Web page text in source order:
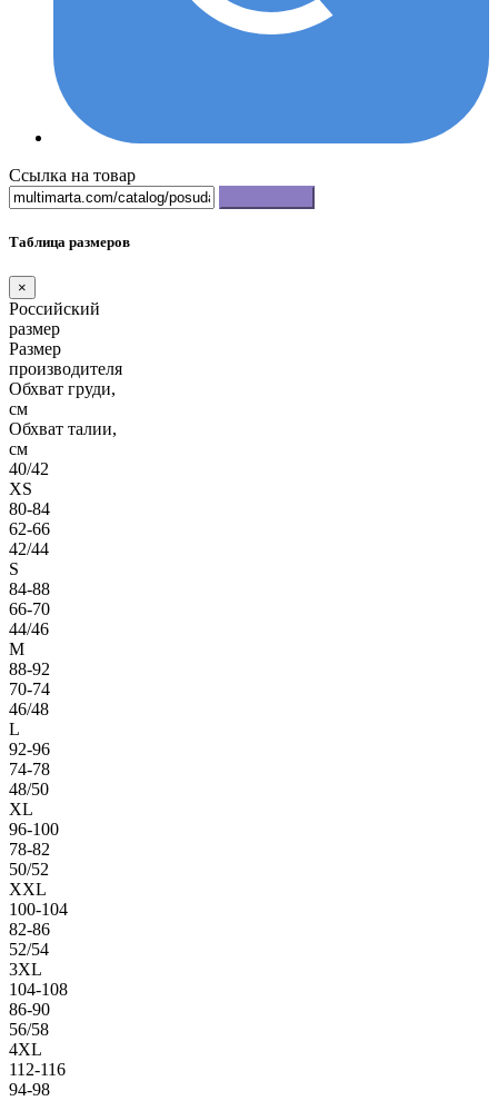
Ссылка на товар
Таблица размеров
×
Российский
размер
Размер
производителя
Обхват груди,
см
Обхват талии,
см
40/42
XS
80-84
62-66
42/44
S
84-88
66-70
44/46
M
88-92
70-74
46/48
L
92-96
74-78
48/50
XL
96-100
78-82
50/52
XXL
100-104
82-86
52/54
3XL
104-108
86-90
56/58
4XL
112-116
94-98